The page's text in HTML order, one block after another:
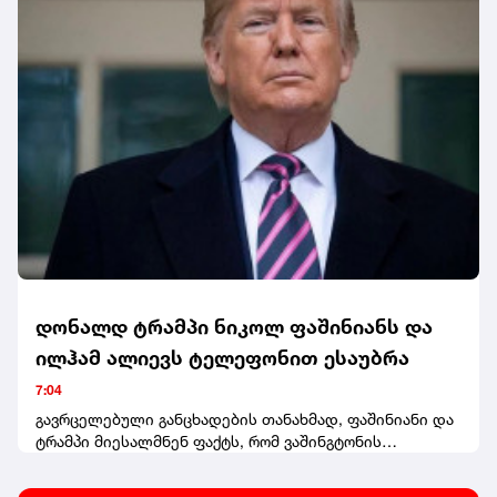
შესაბამისი სამედიცინო დახმარების მიზნით
კლინიკაში გადაიყვანეს.სამართალდამცველებმა
ოპერატიულ-სამძებრო ღონისძიებებისა და
საგამოძიებო მოქმედებების შედეგად დანაშაულის
ჩამდენი პირის ვინაობა დაადგინეს და ბრალდებულის
სახით დააკავეს. გამოძიება სისხლის სამართლის
კოდექსის 179-ე მუხლით მიმდინარეობს, რაც 12
წლამდე ვადით თავისუფლების აღკვეთას
ითვალისწინებს.
დონალდ ტრამპი ნიკოლ ფაშინიანს და
ილჰამ ალიევს ტელეფონით ესაუბრა
7:04
გავრცელებული განცხადების თანახმად, ფაშინიანი და
ტრამპი მიესალმნენ ფაქტს, რომ ვაშინგტონის
ნამდვილი მშვიდობა დაამყარა, რაც ორივე ქვეყანას